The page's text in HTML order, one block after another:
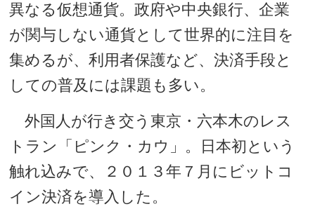
異なる仮想通貨。政府や中央銀行、企業
が関与しない通貨として世界的に注目を
集めるが、利用者保護など、決済手段と
しての普及には課題も多い。
外国人が行き交う東京・六本木のレス
トラン「ピンク・カウ」。日本初という
触れ込みで、２０１３年７月にビットコ
イン決済を導入した。